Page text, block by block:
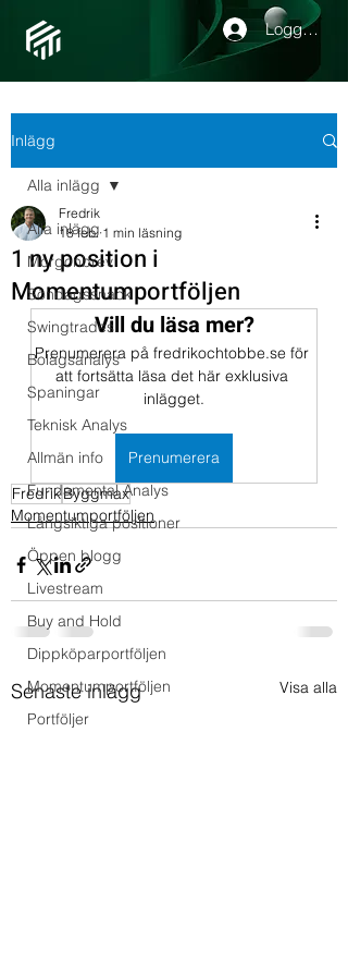
Logga in
Inlägg
Alla inlägg
Morgonbrev
Söndagssnack
Swingtrades
Bolagsanalys
Spaningar
Teknisk Analys
Allmän info
Fundamental Analys
Långsiktiga positioner
Öppen blogg
Livestream
Buy and Hold
Dippköparportföljen
Momentumportföljen
Portföljer
Alla inlägg
1 ny position i
Momentumportföljen
Fredrik
18 feb. 1 min läsning
Vill du läsa mer?
Prenumerera på fredrikochtobbe.se för
att fortsätta läsa det här exklusiva
inlägget.
Prenumerera
FredrikByggmax
Momentumportföljen
Senaste inlägg Visa alla